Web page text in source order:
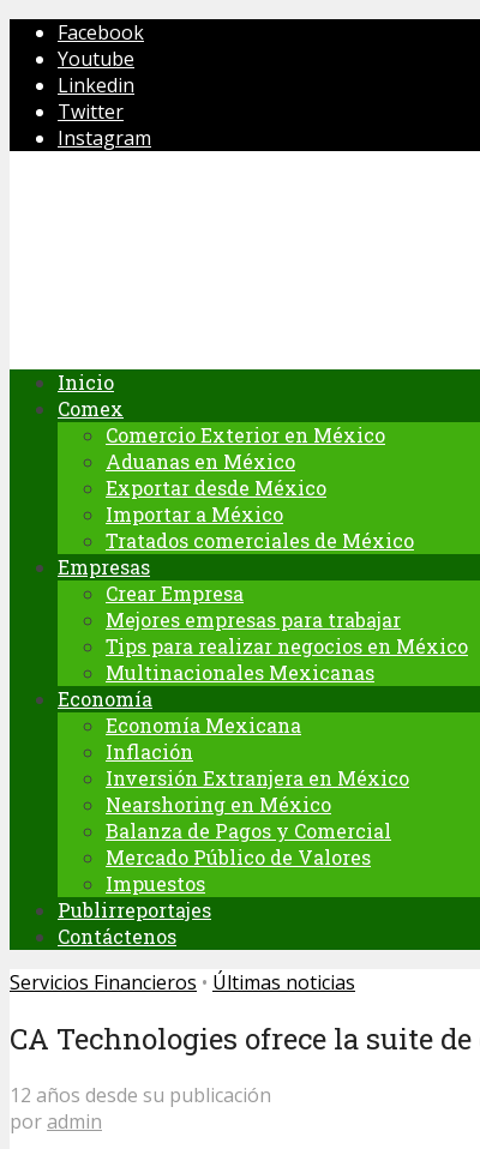
Facebook
Youtube
Linkedin
Twitter
Instagram
Inicio
Comex
Comercio Exterior en México
Aduanas en México
Exportar desde México
Importar a México
Tratados comerciales de México
Empresas
Crear Empresa
Mejores empresas para trabajar
Tips para realizar negocios en México
Multinacionales Mexicanas
Economía
Economía Mexicana
Inflación
Inversión Extranjera en México
Nearshoring en México
Balanza de Pagos y Comercial
Mercado Público de Valores
Impuestos
Publirreportajes
Contáctenos
Servicios Financieros • Últimas noticias
CA Technologies ofrece la suite
12 años desde su publicación
poradmin